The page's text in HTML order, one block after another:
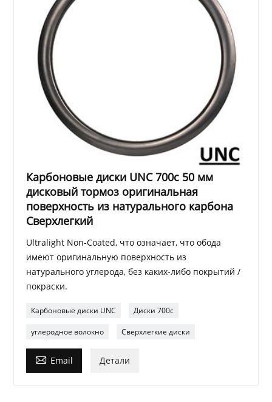
Карбоновые диски UNC 700c 50 мм
дисковый тормоз оригинальная
поверхность из натурального карбона
Сверхлегкий
Ultralight Non-Coated, что означает, что обода
имеют оригинальную поверхность из
натурального углерода, без каких-либо покрытий /
покраски.
Карбоновые диски UNC Диски 700c
углеродное волокно Сверхлегкие диски
 Email Детали